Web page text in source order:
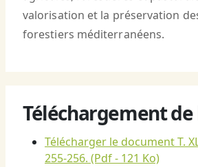
valorisation et la préservation
forestiers méditerranéens.
Téléchargement
Télécharger le document T.
255-256. (Pdf - 121 Ko)